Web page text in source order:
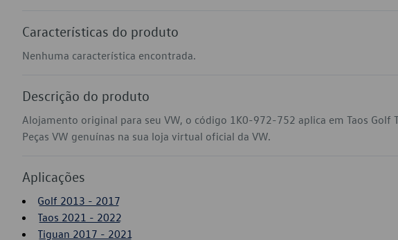
Características do produto
Nenhuma característica encontrada.
Descrição do produto
Alojamento original para seu VW, o código 1K0-972-752 aplica em Taos Golf
Peças VW genuínas na sua loja virtual oficial da VW.
Aplicações
Golf 2013 - 2017
Taos 2021 - 2022
Tiguan 2017 - 2021